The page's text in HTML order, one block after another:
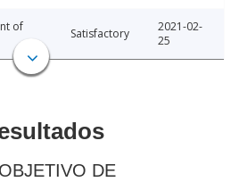
of
Satisfactory
2021-02-
25
DE